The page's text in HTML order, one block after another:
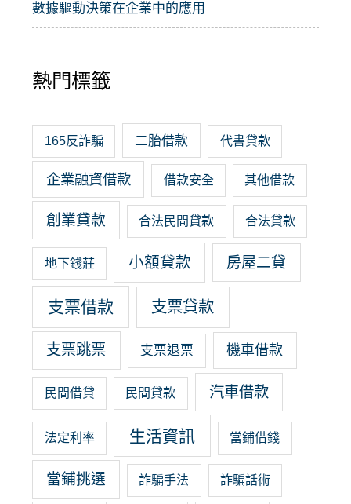
數據驅動決策在企業中的應用
熱門標籤
165反詐騙 二胎借款 代書貸款
企業融資借款 借款安全 其他借款
創業貸款 合法民間貸款 合法貸款
地下錢莊 小額貸款 房屋二貸
支票借款 支票貸款
支票跳票 支票退票 機車借款
民間借貸 民間貸款 汽車借款
法定利率 生活資訊 當鋪借錢
當鋪挑選 詐騙手法 詐騙話術